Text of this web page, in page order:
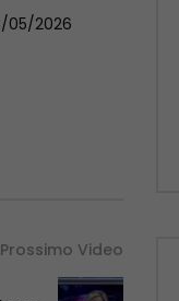
05/2026
Prossimo Video